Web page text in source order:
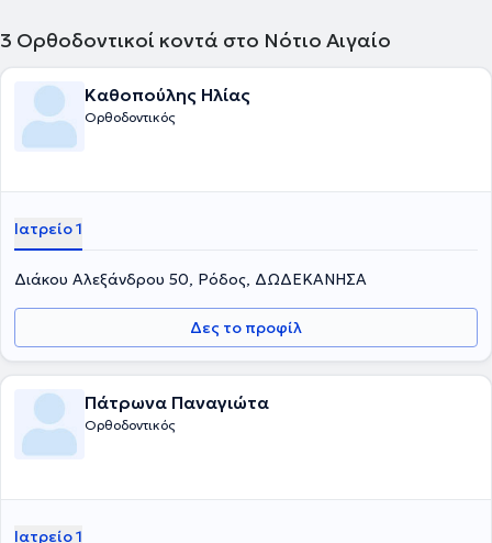
3 Ορθοδοντικοί κοντά στο Νότιο Αιγαίο
Καθοπούλης Ηλίας
Ορθοδοντικός
Ιατρείο 1
Διάκου Αλεξάνδρου 50, Ρόδος, ΔΩΔΕΚΑΝΗΣΑ
Δες το προφίλ
Πάτρωνα Παναγιώτα
Ορθοδοντικός
Ιατρείο 1